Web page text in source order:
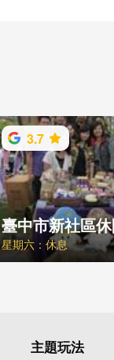
3.7
星期六：休息
主題玩法